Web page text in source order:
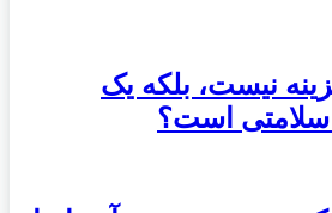
نیست، بلکه یک
سلامتی است؟